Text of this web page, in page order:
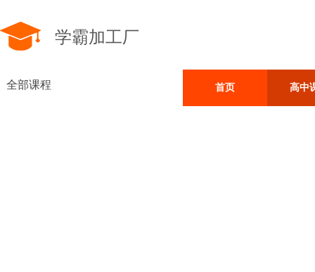
学霸加工厂
全部课程 首页 高中